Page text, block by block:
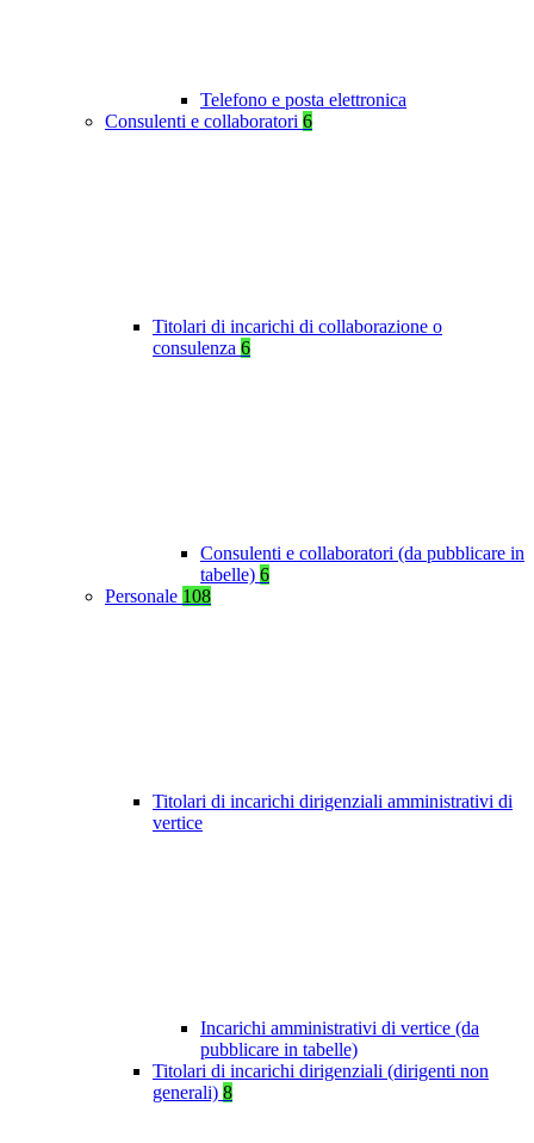
Telefono e posta elettronica
Consulenti e collaboratori 6
Titolari di incarichi di collaborazione o
consulenza 6
Consulenti e collaboratori (da pubblicare in
tabelle) 6
Personale 108
Titolari di incarichi dirigenziali amministrativi di
vertice
Incarichi amministrativi di vertice (da
pubblicare in tabelle)
Titolari di incarichi dirigenziali (dirigenti non
generali) 8